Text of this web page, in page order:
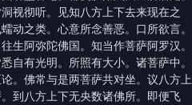
视彻听。见知八方上下去来现在之
动之类。心意所念善恶。口所欲言。
生阿弥陀佛国。知当作菩萨阿罗汉。
自有光明。所照有大小。诸菩萨中。
。佛常与是两菩萨共对坐。议八方上
到八方上下无央数诸佛所。即便飞